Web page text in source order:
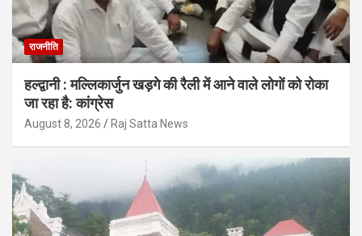
राजनीति
हल्द्वानी : मल्लिकार्जुन खड़गे की रैली में आने वाले लोगों को रोका
जा रहा है: कांग्रेस
August 8, 2026 Raj Satta News